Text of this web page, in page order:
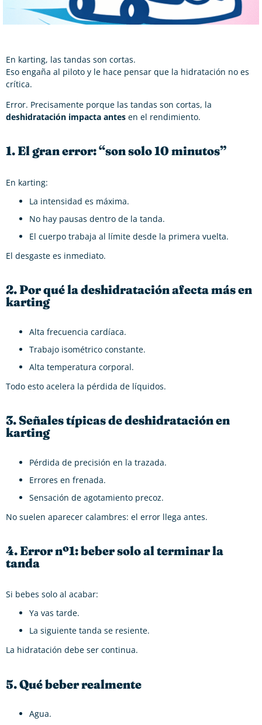
En karting, las tandas son cortas.
Eso engaña al piloto y le hace pensar que la hidratación no es
crítica.
Error. Precisamente porque las tandas son cortas, la
deshidratación impacta antes en el rendimiento.
1. El gran error: “son solo 10 minutos”
En karting:
La intensidad es máxima.
No hay pausas dentro de la tanda.
El cuerpo trabaja al límite desde la primera vuelta.
El desgaste es inmediato.
2. Por qué la deshidratación afecta más en
karting
Alta frecuencia cardíaca.
Trabajo isométrico constante.
Alta temperatura corporal.
Todo esto acelera la pérdida de líquidos.
3. Señales típicas de deshidratación en
karting
Pérdida de precisión en la trazada.
Errores en frenada.
Sensación de agotamiento precoz.
No suelen aparecer calambres: el error llega antes.
4. Error nº1: beber solo al terminar la
tanda
Si bebes solo al acabar:
Ya vas tarde.
La siguiente tanda se resiente.
La hidratación debe ser continua.
5. Qué beber realmente
Agua.